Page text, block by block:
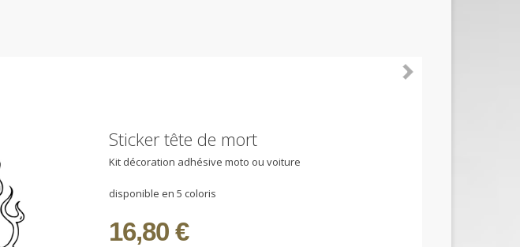
Sticker tête de mort
Kit décoration adhésive moto ou voiture
disponible en 5 coloris
16,80 €